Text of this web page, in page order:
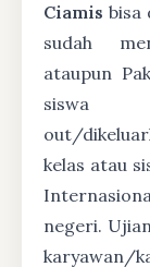
Ciamis bisa
sudah
ataupun
siswa
out/
kelas atau
negeri.
karyawan/